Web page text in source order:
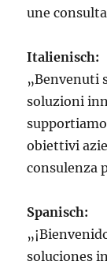
une
Italienisch:
„Benvenuti
soluzioni
obiettivi
consulenza
Spanisch:
soluciones